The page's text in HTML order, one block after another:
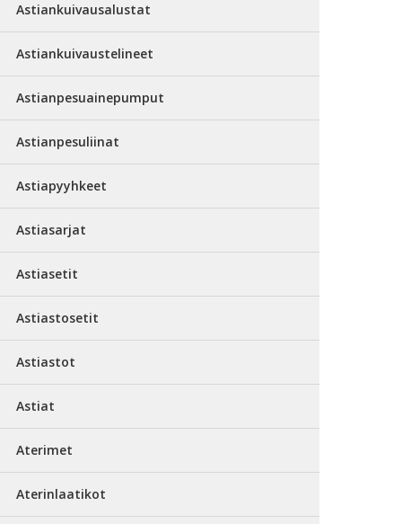
Astiankuivausalustat
Astiankuivaustelineet
Astianpesuainepumput
Astianpesuliinat
Astiapyyhkeet
Astiasarjat
Astiasetit
Astiastosetit
Astiastot
Astiat
Aterimet
Aterinlaatikot